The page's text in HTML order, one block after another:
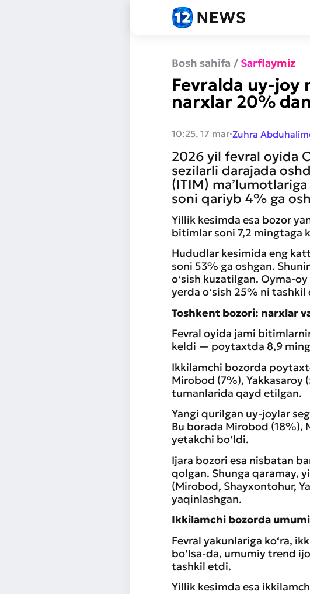
Bosh sahifa / Sarflaymiz
Fevralda uy-joy
narxlar 20%
10:25, 17 mar·Zuhra
2026 yil fevral oyida
sezilarli darajada
(ITIM)
soni qariyb 4% ga
Yillik kesimda esa bozor
bitimlar soni 7,2 mingtaga
Hududlar kesimida eng
soni 53% ga oshgan.
o‘sish kuzatilgan. Oyma-
yerda o‘sish 25% ni tashkil
Toshkent bozori: narxlar
Fevral oyida jami
keldi — poytaxtda 8,9
Ikkilamchi bozorda
Mirobod (7%), Yakkasaroy
tumanlarida qayd etilgan.
Yangi qurilgan uy-joylar
Bu borada Mirobod (18%),
yetakchi bo‘ldi.
Ijara bozori esa nisbatan
qolgan. Shunga qaramay,
(Mirobod, Shayxontohur,
yaqinlashgan.
Ikkilamchi bozorda
Fevral yakunlariga ko‘ra,
bo‘lsa-da, umumiy trend
tashkil etdi.
Yillik kesimda esa